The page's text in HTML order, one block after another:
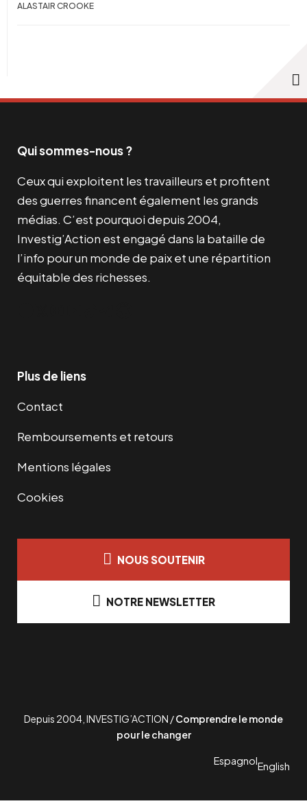
ALASTAIR CROOKE
Qui sommes-nous ?
Ceux qui exploitent les travailleurs et profitent
des guerres financent également les grands
médias. C’est pourquoi depuis 2004,
Investig’Action est engagé dans la bataille de
l’info pour un monde de paix et une répartition
équitable des richesses.
Plus de liens
Contact
Remboursements et retours
Mentions légales
Cookies
NOUS SOUTENIR
NOTRE NEWSLETTER
Depuis 2004, INVESTIG’ACTION /Comprendre le monde
pour le changer
EspagnolEnglish